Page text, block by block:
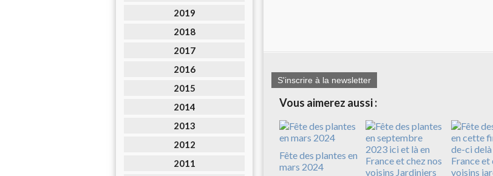
2019
2018
2017
2016
2015
2014
2013
2012
2011
S'inscrire à la newsletter
Vous aimerez aussi :
Fête des plantes en
mars 2024